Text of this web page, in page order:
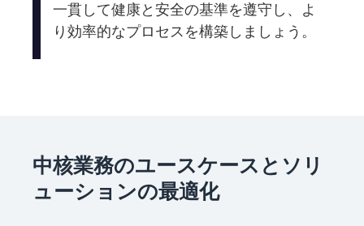
一貫して健康と安全の基準を遵守し、よ
り効率的なプロセスを構築しましょう。
中核業務のユースケースとソリ
ューションの最適化